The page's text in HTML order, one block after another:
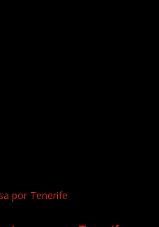
por Tenerife